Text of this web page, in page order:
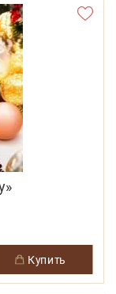
купить